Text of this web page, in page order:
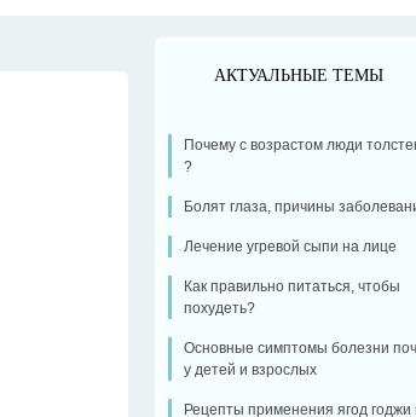
АКТУАЛЬНЫЕ ТЕМЫ
Почему с возрастом люди
?
Болят глаза, причины
Лечение угревой сыпи на лице
Как правильно питаться, чтобы
похудеть?
Основные симптомы болезни
у детей и взрослых
Рецепты применения ягод годжи